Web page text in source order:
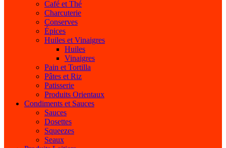
Café et Thé
Charcuterie
Conserves
Épices
Huiles et Vinaigres
Huiles
Vinaigres
Pain et Tortilla
Pâtes et Riz
Patisserie
Produits Orientaux
Condiments et Sauces
Sauces
Dosettes
Squeezes
Seaux